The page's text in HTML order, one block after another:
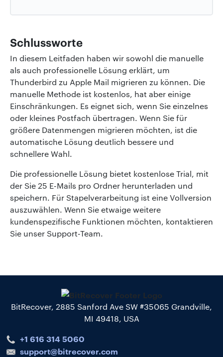
Schlussworte
In diesem Leitfaden haben wir sowohl die manuelle
als auch professionelle Lösung erklärt, um
Thunderbird zu Apple Mail migrieren zu können. Die
manuelle Methode ist kostenlos, hat aber einige
Einschränkungen. Es eignet sich, wenn Sie einzelnes
oder kleines Postfach übertragen. Wenn Sie für
größere Datenmengen migrieren möchten, ist die
automatische Lösung deutlich bessere und
schnellere Wahl.
Die professionelle Lösung bietet kostenlose Trial, mit
der Sie 25 E-Mails pro Ordner herunterladen und
speichern. Für Stapelverarbeitung ist eine Vollversion
auszuwählen. Wenn Sie etwaige weitere
kundenspezifische Funktionen möchten, kontaktieren
Sie unser Support-Team.
BitRecover, 2885 Sanford Ave SW #35065 Grandville,
MI 49418, USA
+1 616 314 5060
support@bitrecover.com